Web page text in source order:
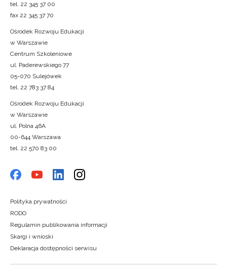
tel. 22 345 37 00
fax 22 345 37 70
Ośrodek Rozwoju Edukacji
w Warszawie
Centrum Szkoleniowe
ul. Paderewskiego 77
05-070 Sulejówek
tel. 22 783 37 84
Ośrodek Rozwoju Edukacji
w Warszawie
ul. Polna 46A
00-644 Warszawa
tel. 22 570 83 00
Polityka prywatności
RODO
Regulamin publikowania informacji
Skargi i wnioski
Deklaracja dostępności serwisu